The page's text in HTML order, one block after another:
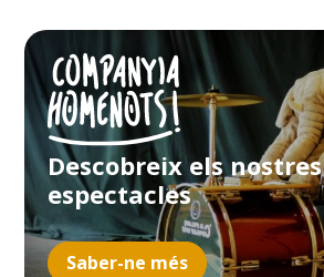
Descobreix els nostres
espectacles
Saber-ne més